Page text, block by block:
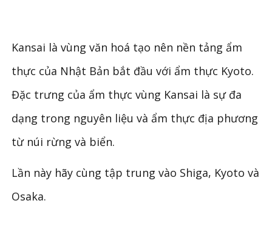
Kansai là vùng văn hoá tạo nên nền tảng ẩm
thực của Nhật Bản bắt đầu với ẩm thực Kyoto.
Đặc trưng của ẩm thực vùng Kansai là sự đa
dạng trong nguyên liệu và ẩm thực địa phương
từ núi rừng và biển.
Lần này hãy cùng tập trung vào Shiga, Kyoto và
Osaka.